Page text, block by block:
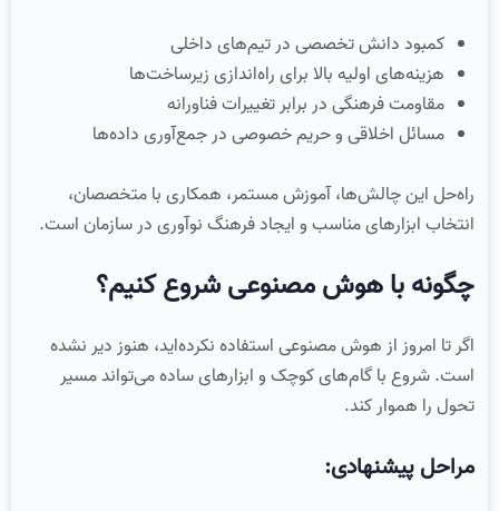
کمبود دانش تخصصی در تیم‌های داخلی
هزینه‌های اولیه بالا برای راه‌اندازی زیرساخت‌ها
مقاومت فرهنگی در برابر تغییرات فناورانه
مسائل اخلاقی و حریم خصوصی در جمع‌آوری داده‌ها
راه‌حل این چالش‌ها، آموزش مستمر، همکاری با متخصصان،
انتخاب ابزارهای مناسب و ایجاد فرهنگ نوآوری در سازمان است.
چگونه با هوش مصنوعی شروع کنیم؟
اگر تا امروز از هوش مصنوعی استفاده نکرده‌اید، هنوز دیر نشده
است. شروع با گام‌های کوچک و ابزارهای ساده می‌تواند مسیر
تحول را هموار کند.
مراحل پیشنهادی: